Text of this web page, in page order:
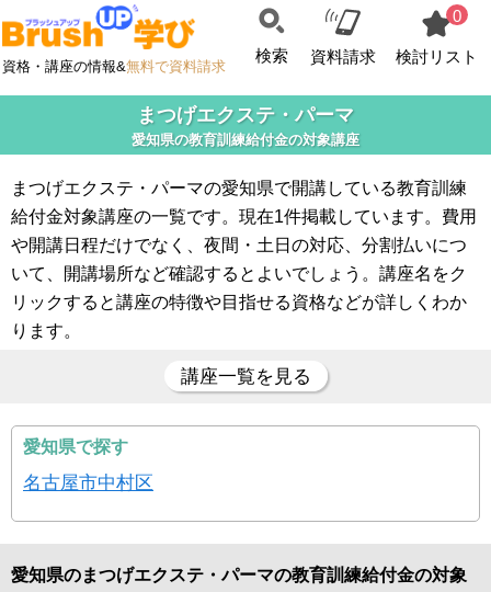
資格・講座の情報&無料で資料請求
検索 資料請求
0
検討リスト
まつげエクステ・パーマ
愛知県の教育訓練給付金の対象講座
まつげエクステ・パーマの愛知県で開講している教育訓練
給付金対象講座の一覧です。現在1件掲載しています。費用
や開講日程だけでなく、夜間・土日の対応、分割払いにつ
いて、開講場所など確認するとよいでしょう。講座名をク
リックすると講座の特徴や目指せる資格などが詳しくわか
ります。
講座一覧を見る
愛知県で探す
名古屋市中村区
愛知県のまつげエクステ・パーマの教育訓練給付金の対象